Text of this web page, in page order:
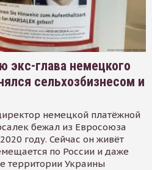
экс-глава немецкого
сельхозбизнесом и
немецкой платёжной
бежал из Евросоюза
году. Сейчас он живёт
по России и даже
территории Украины